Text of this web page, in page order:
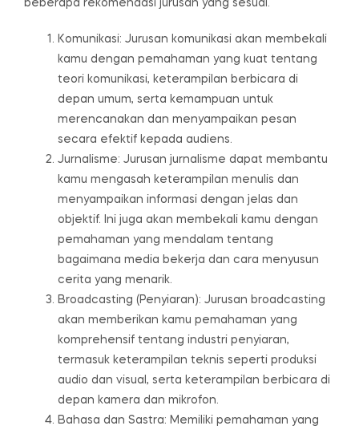
beberapa rekomendasi jurusan yang sesuai.
Komunikasi: Jurusan komunikasi akan membekali
kamu dengan pemahaman yang kuat tentang
teori komunikasi, keterampilan berbicara di
depan umum, serta kemampuan untuk
merencanakan dan menyampaikan pesan
secara efektif kepada audiens.
Jurnalisme: Jurusan jurnalisme dapat membantu
kamu mengasah keterampilan menulis dan
menyampaikan informasi dengan jelas dan
objektif. Ini juga akan membekali kamu dengan
pemahaman yang mendalam tentang
bagaimana media bekerja dan cara menyusun
cerita yang menarik.
Broadcasting (Penyiaran): Jurusan broadcasting
akan memberikan kamu pemahaman yang
komprehensif tentang industri penyiaran,
termasuk keterampilan teknis seperti produksi
audio dan visual, serta keterampilan berbicara di
depan kamera dan mikrofon.
Bahasa dan Sastra: Memiliki pemahaman yang